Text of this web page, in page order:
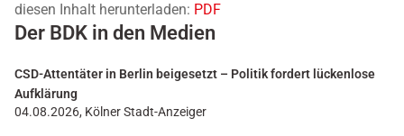
diesen Inhalt herunterladen: PDF
Der BDK in den Medien
CSD-Attentäter in Berlin beigesetzt – Politik fordert lückenlose
Aufklärung
04.08.2026, Kölner Stadt-Anzeiger